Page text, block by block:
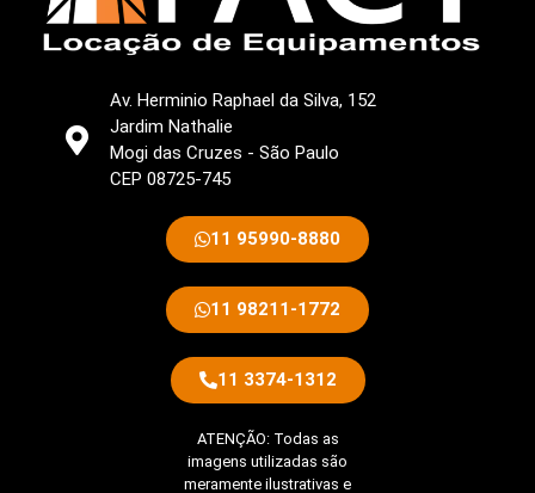
Av. Herminio Raphael da Silva, 152
Jardim Nathalie
Mogi das Cruzes - São Paulo
CEP 08725-745
11 95990-8880
11 98211-1772
11 3374-1312
ATENÇÃO: Todas as
imagens utilizadas são
meramente ilustrativas e